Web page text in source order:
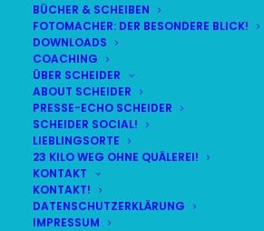
BÜCHER & SCHEIBEN
FOTOMACHER: DER BESONDERE BLICK!
DOWNLOADS
COACHING
ÜBER SCHEIDER
ABOUT SCHEIDER
PRESSE-ECHO SCHEIDER
SCHEIDER SOCIAL!
LIEBLINGSORTE
23 KILO WEG OHNE QUÄLEREI!
KONTAKT
KONTAKT!
DATENSCHUTZERKLÄRUNG
IMPRESSUM
DEMNÄCHST:
SA
08
AUG
BR24 | 18.30 UHR
BR MÜNCHEN FREIMANN
HAUPTMENÜ